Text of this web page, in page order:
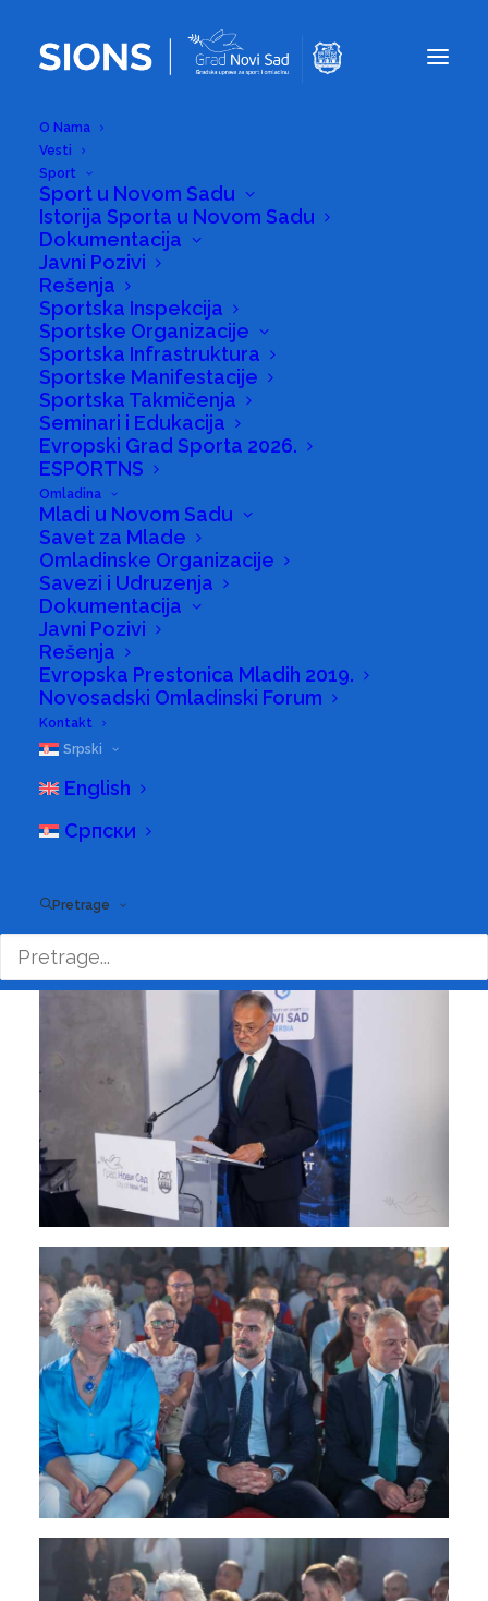
O Nama
Vesti
Sport
Sport u Novom Sadu
Istorija Sporta u Novom Sadu
Dokumentacija
Javni Pozivi
Rešenja
Sportska Inspekcija
Sportske Organizacije
Sportska Infrastruktura
Sportske Manifestacije
Sportska Takmičenja
Seminari i Edukacija
Evropski Grad Sporta 2026.
ESPORTNS
Omladina
Mladi u Novom Sadu
Savet za Mlade
Omladinske Organizacije
Savezi i Udruzenja
Dokumentacija
Javni Pozivi
Rešenja
Evropska Prestonica Mladih 2019.
Novosadski Omladinski Forum
Kontakt
Srpski
English
Српски
Pretrage
U KULTURNOJ STANICI
„SVILARA"
PREDSTAVLjENA
KANDIDATURA NOVOG
SADA ZA EVROPSKI
GRAD SPORTA 2026.
GODINE
23/06/2025 USPORT